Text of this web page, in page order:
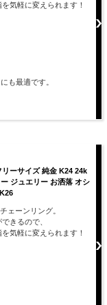
気軽に変えられます！
も最適です。
リーサイズ 純金 K24 24k
ジュエリー お洒落 オシ
ェーンリング。
きるので、
気軽に変えられます！